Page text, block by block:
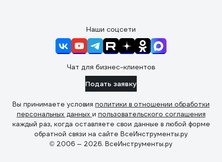
Наши соцсети
Чат для бизнес-клиентов
Подать заявку
Вы принимаете условия политики в отношении обработки
персональных данных и пользовательского соглашения
каждый раз, когда оставляете свои данные в любой форме
обратной связи на сайте ВсеИнструменты.ру
© 2006 — 2026. ВсеИнструменты.ру